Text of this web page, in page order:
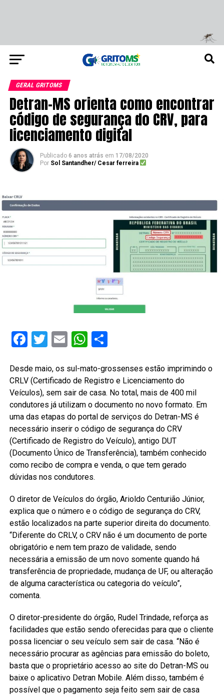
GERAL GRITOMS
Detran-MS orienta como encontrar
código de segurança do CRV, para
licenciamento digital
Publicado 6 anos atrás em 17/08/2020
Por Sol Santandher/ Cesar ferreira
Facebook
Twitter
EmailWhatsApp
Share
Desde maio, os sul-mato-grossenses estão imprimindo o
CRLV (Certificado de Registro e Licenciamento do
Veículos), sem sair de casa. No total, mais de 400 mil
condutores já utilizam o documento no novo formato. Em
uma das etapas do portal de serviços do Detran-MS é
necessário inserir o código de segurança do CRV
(Certificado de Registro do Veículo), antigo DUT
(Documento Único de Transferência), também conhecido
como recibo de compra e venda, o que tem gerado
dúvidas nos condutores.
O diretor de Veículos do órgão, Arioldo Centurião Júnior,
explica que o número e o código de segurança do CRV,
estão localizados na parte superior direita do documento.
“Diferente do CRLV, o CRV não é um documento de porte
obrigatório e nem tem prazo de validade, sendo
necessária a emissão de um novo somente quando há
transferência de propriedade, mudança de UF, ou alteração
de alguma característica ou categoria do veículo”,
comenta.
O diretor-presidente do órgão, Rudel Trindade, reforça as
facilidades que estão sendo oferecidas para que o cliente
possa licenciar o seu veículo sem sair de casa. “Não é
necessário procurar as agências para emissão do boleto,
basta que o proprietário acesso ao site do Detran-MS ou
baixe o aplicativo Detran Mobile. Além disso, também é
possível que o pagamento seja feito sem sair de casa